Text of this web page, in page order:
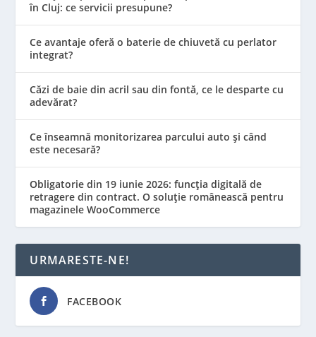
în Cluj: ce servicii presupune?
Ce avantaje oferă o baterie de chiuvetă cu perlator
integrat?
Căzi de baie din acril sau din fontă, ce le desparte cu
adevărat?
Ce înseamnă monitorizarea parcului auto și când
este necesară?
Obligatorie din 19 iunie 2026: funcția digitală de
retragere din contract. O soluție românească pentru
magazinele WooCommerce
URMARESTE-NE!
FACEBOOK